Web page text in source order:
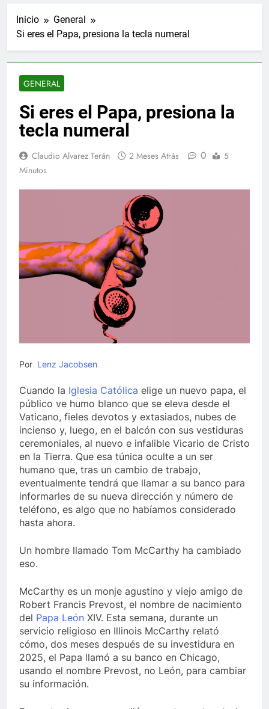
Inicio
General
Si eres el Papa, presiona la tecla numeral
GENERAL
Si eres el Papa, presiona la
tecla numeral
Claudio Alvarez Terán 2 Meses Atrás 0
5
Minutos
Por Lenz Jacobsen
Cuando la Iglesia Católica elige un nuevo papa, el
público ve humo blanco que se eleva desde el
Vaticano, fieles devotos y extasiados, nubes de
incienso y, luego, en el balcón con sus vestiduras
ceremoniales, al nuevo e infalible Vicario de Cristo
en la Tierra. Que esa túnica oculte a un ser
humano que, tras un cambio de trabajo,
eventualmente tendrá que llamar a su banco para
informarles de su nueva dirección y número de
teléfono, es algo que no habíamos considerado
hasta ahora.
Un hombre llamado Tom McCarthy ha cambiado
eso.
McCarthy es un monje agustino y viejo amigo de
Robert Francis Prevost, el nombre de nacimiento
del Papa León XIV. Esta semana, durante un
servicio religioso en Illinois McCarthy relató
cómo, dos meses después de su investidura en
2025, el Papa llamó a su banco en Chicago,
usando el nombre Prevost, no León, para cambiar
su información.